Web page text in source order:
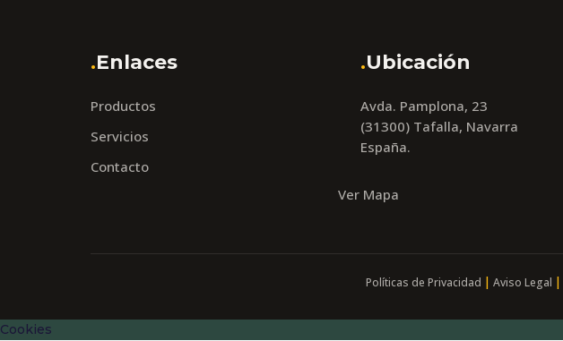
.Enlaces
Productos
Servicios
Contacto
.Ubicación
Avda. Pamplona, 23
(31300) Tafalla, Navarra
España.
Ver Mapa
Políticas de Privacidad Aviso Legal
Cookies